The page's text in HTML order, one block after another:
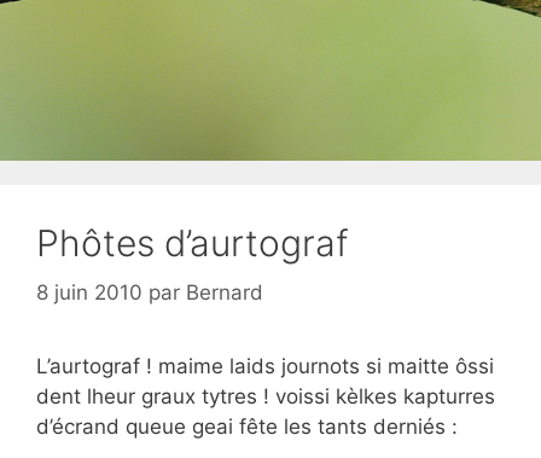
Phôtes d’aurtograf
8 juin 2010 par Bernard
L’aurtograf ! maime laids journots si maitte ôssi
dent lheur graux tytres ! voissi kèlkes kapturres
d’écrand queue geai fête les tants derniés :